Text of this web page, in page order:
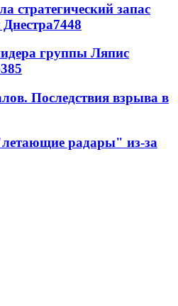
стратегический запас
7448
группы Ляпис
Последствия взрыва в
радары" из-за